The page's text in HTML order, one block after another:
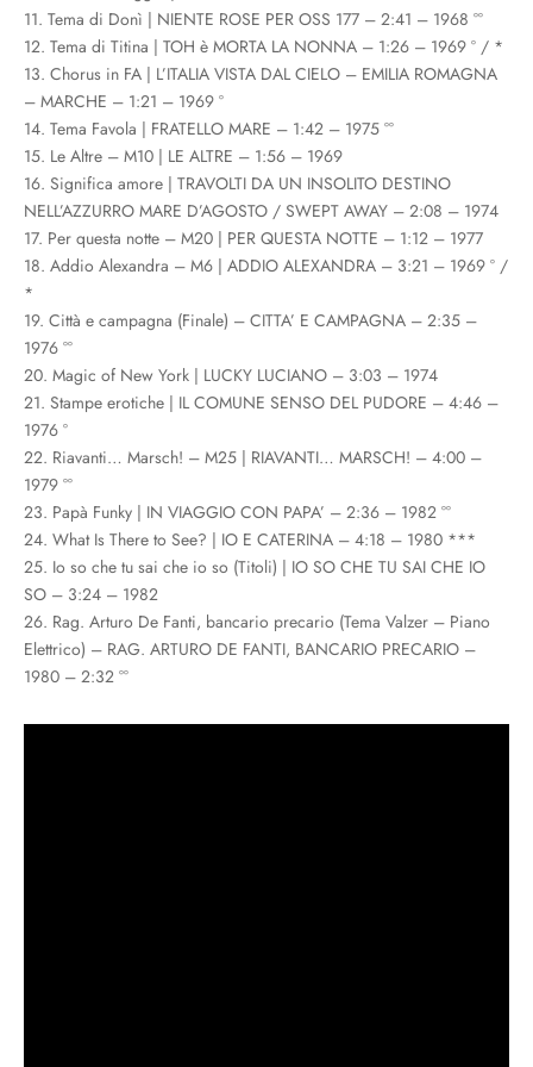
11. Tema di Donì | NIENTE ROSE PER OSS 177 – 2:41 – 1968 °°
12. Tema di Titina | TOH è MORTA LA NONNA – 1:26 – 1969 ° / *
13. Chorus in FA | L’ITALIA VISTA DAL CIELO – EMILIA ROMAGNA
– MARCHE – 1:21 – 1969 °
14. Tema Favola | FRATELLO MARE – 1:42 – 1975 °°
15. Le Altre – M10 | LE ALTRE – 1:56 – 1969
16. Significa amore | TRAVOLTI DA UN INSOLITO DESTINO
NELL’AZZURRO MARE D’AGOSTO / SWEPT AWAY – 2:08 – 1974
17. Per questa notte – M20 | PER QUESTA NOTTE – 1:12 – 1977
18. Addio Alexandra – M6 | ADDIO ALEXANDRA – 3:21 – 1969 ° /
*
19. Città e campagna (Finale) – CITTA’ E CAMPAGNA – 2:35 –
1976 °°
20. Magic of New York | LUCKY LUCIANO – 3:03 – 1974
21. Stampe erotiche | IL COMUNE SENSO DEL PUDORE – 4:46 –
1976 °
22. Riavanti… Marsch! – M25 | RIAVANTI… MARSCH! – 4:00 –
1979 °°
23. Papà Funky | IN VIAGGIO CON PAPA’ – 2:36 – 1982 °°
24. What Is There to See? | IO E CATERINA – 4:18 – 1980 ***
25. Io so che tu sai che io so (Titoli) | IO SO CHE TU SAI CHE IO
SO – 3:24 – 1982
26. Rag. Arturo De Fanti, bancario precario (Tema Valzer – Piano
Elettrico) – RAG. ARTURO DE FANTI, BANCARIO PRECARIO –
1980 – 2:32 °°